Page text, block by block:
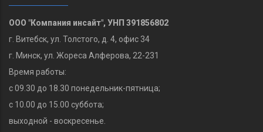
ООО "Компания инсайт", УНП 391856802
г. Витебск, ул. Толстого, д. 4, офис 34
г. Минск, ул. Жореса Алферова, 22-231
Время работы:
с 09.30 до 18.30 понедельник-пятница;
с 10.00 до 15.00 суббота;
выходной - воскресенье.